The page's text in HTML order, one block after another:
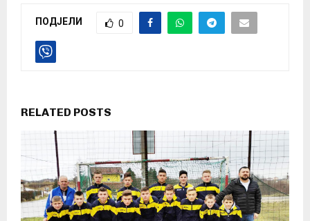
ПОДЈЕЛИ 0
RELATED POSTS